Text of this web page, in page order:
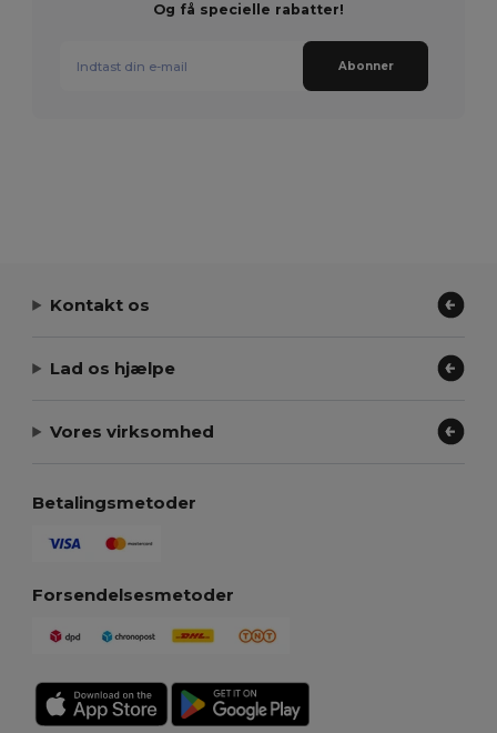
Og få specielle rabatter!
Abonner
Kontakt os
Lad os hjælpe
Vores virksomhed
Betalingsmetoder
Forsendelsesmetoder